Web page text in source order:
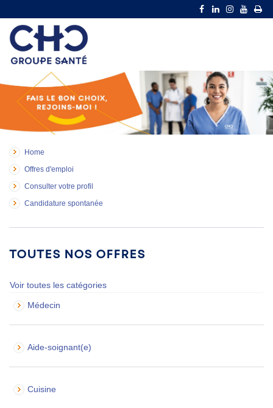
Home
Offres d'emploi
Consulter votre profil
Candidature spontanée
Toutes nos offres
Voir toutes les catégories
Médecin
Aide-soignant(e)
Cuisine